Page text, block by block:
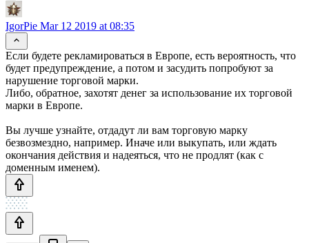
IgorPie Mar 12 2019 at 08:35
Если будете рекламироваться в Европе, есть вероятность, что
будет предупреждение, а потом и засудить попробуют за
нарушение торговой марки.
Либо, обратное, захотят денег за использование их торговой
марки в Европе.
Вы лучше узнайте, отдадут ли вам торговую марку
безвозмездно, например. Иначе или выкупать, или ждать
окончания действия и надеяться, что не продлят (как с
доменным именем).